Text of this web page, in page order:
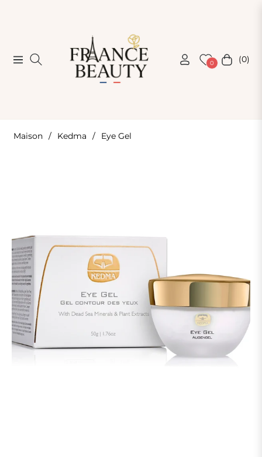
Navigation 0 Chariot
(0)
Maison / Kedma / Eye Gel